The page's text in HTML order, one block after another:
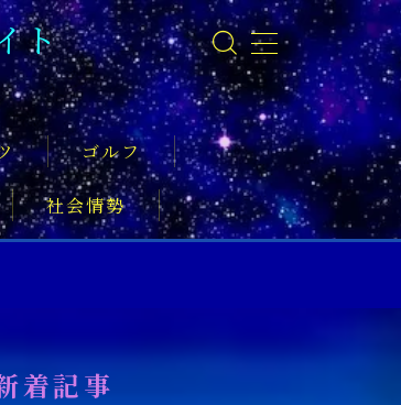
ト
ゴルフ
社会情勢
着記事